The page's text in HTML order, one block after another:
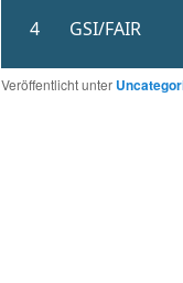
Veröffentlicht unter